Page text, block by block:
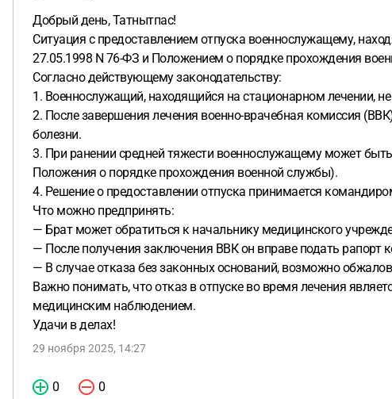
Добрый день, Татнытпас!
Ситуация с предоставлением отпуска военнослужащему,
27.05.1998 N 76-ФЗ и Положением о порядке прохождения
Согласно действующему законодательству:
1. Военнослужащий, находящийся на стационарном лечении,
2. После завершения лечения военно-врачебная комиссия
болезни.
3. При ранении средней тяжести военнослужащему может быть
Положения о порядке прохождения военной службы).
4. Решение о предоставлении отпуска принимается
Что можно предпринять:
— Брат может обратиться к начальнику медицинского
— После получения заключения ВВК он вправе подать рапорт
— В случае отказа без законных оснований, возможно
Важно понимать, что отказ в отпуске во время лечения
медицинским наблюдением.
Удачи в делах!
29 ноября 2025, 14:27
0 0